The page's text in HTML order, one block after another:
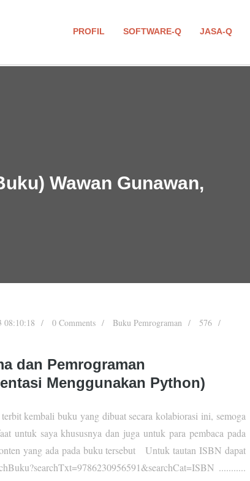
PROFIL SOFTWARE-Q JASA-Q
Wawan Gunawan,
08:10:18 0 Comments Buku Pemrograman 576
dan Pemrograman
Menggunakan Python)
kembali buku yang dibuat secara kolabiorasi ini, semoga
untuk saya khususnya dan juga untuk para pembaca pada
yang ada pada buku tersebut Untuk tautan ISBN dapat
...........